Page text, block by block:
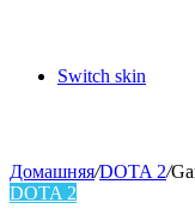
Switch skin
Домашняя/DOTA 2/
DOTA 2